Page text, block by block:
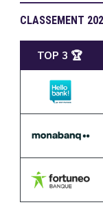
CLASSEMENT
TOP 3 🏆